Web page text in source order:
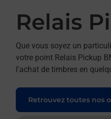
Relais
Que vous soyez un
votre point Relais Pickup
l'achat de timbres en
Retrouvez toutes nos